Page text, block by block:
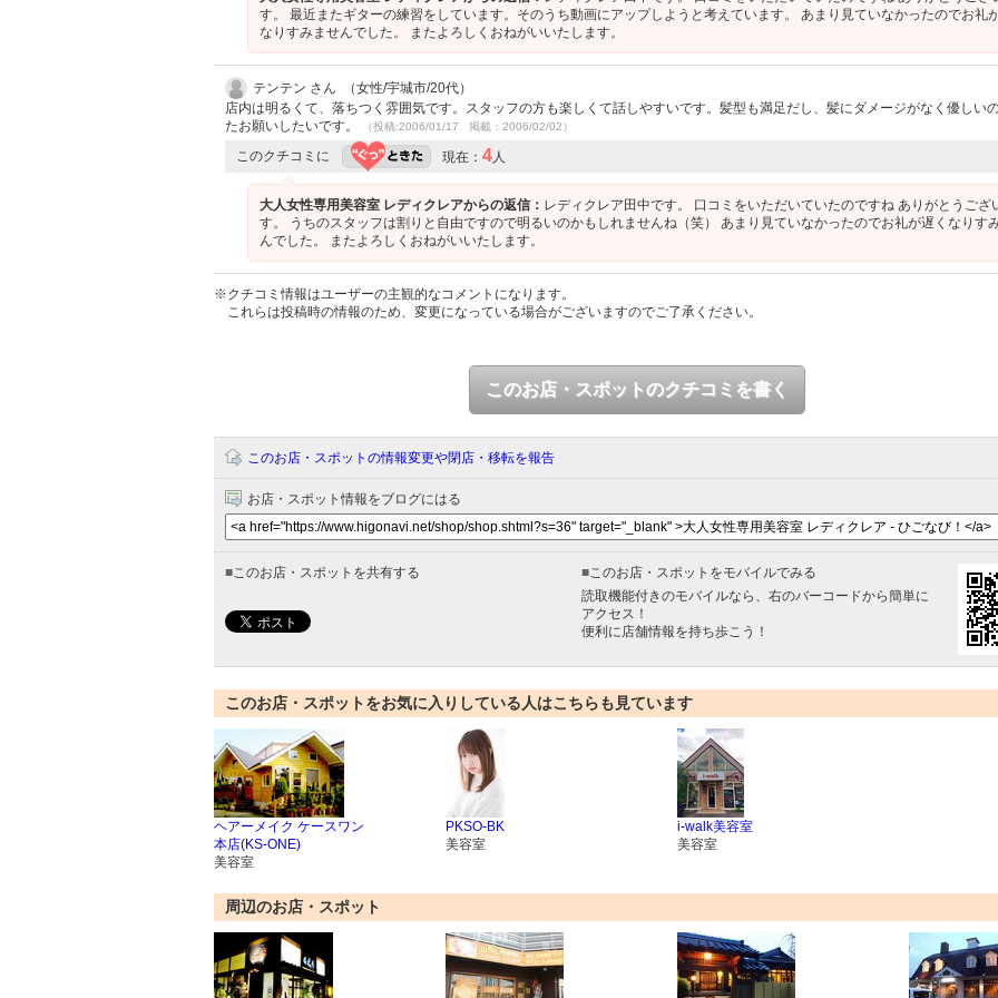
す。 最近またギターの練習をしています。そのうち動画にアップしようと考えています。 あまり見ていなかったのでお礼
なりすみませんでした。 またよろしくおねがいいたします。
テンテン さん （女性/宇城市/20代）
店内は明るくて、落ちつく雰囲気です。スタッフの方も楽しくて話しやすいです。髪型も満足だし、髪にダメージがなく優しい
たお願いしたいです。
（投稿:2006/01/17 掲載：2006/02/02）
このクチコミに 現在： 4人
大人女性専用美容室 レディクレアからの返信： レディクレア田中です。 口コミをいただいていたのですね ありがとうござ
す。 うちのスタッフは割りと自由ですので明るいのかもしれませんね（笑） あまり見ていなかったのでお礼が遅くなりす
んでした。 またよろしくおねがいいたします。
※クチコミ情報はユーザーの主観的なコメントになります。
これらは投稿時の情報のため、変更になっている場合がございますのでご了承ください。
このお店・スポットのクチコミを書く
このお店・スポットの情報変更や閉店・移転を報告
お店・スポット情報をブログにはる
■このお店・スポットを共有する ■このお店・スポットをモバイルでみる
読取機能付きのモバイルなら、右のバーコードから簡単に
アクセス！
便利に店舗情報を持ち歩こう！
このお店・スポットをお気に入りしている人はこちらも見ています
ヘアーメイク ケースワン
本店(KS-ONE)
美容室
PKSO-BK
美容室
i-walk美容室
美容室
周辺のお店・スポット